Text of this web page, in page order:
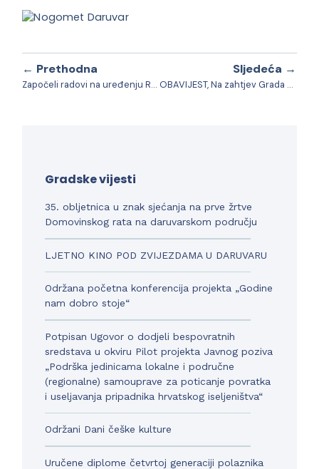
← Prethodna
Započeli radovi na uređenju Radićeve ulice
Sljedeća →
OBAVIJEST, Na zahtjev Grada Daruvara, Bjelovarsko-bilogorska županija proglasila je elementarnu nepogodu uzrokovanu sušom
Gradske vijesti
35. obljetnica u znak sjećanja na prve žrtve
Domovinskog rata na daruvarskom području
LJETNO KINO POD ZVIJEZDAMA U DARUVARU
Održana početna konferencija projekta „Godine
nam dobro stoje“
Potpisan Ugovor o dodjeli bespovratnih
sredstava u okviru Pilot projekta Javnog poziva
„Podrška jedinicama lokalne i područne
(regionalne) samouprave za poticanje povratka
i useljavanja pripadnika hrvatskog iseljeništva“
Održani Dani češke kulture
Uručene diplome četvrtoj generaciji polaznika